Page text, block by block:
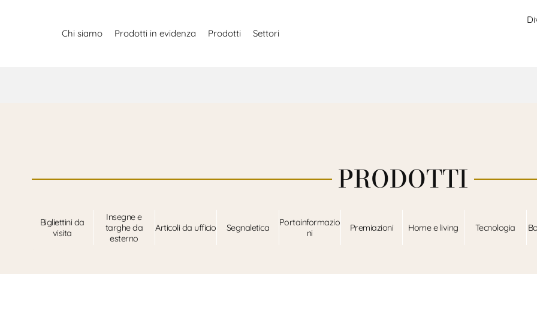
Chi siamo Prodotti in evidenza Prodotti Settori
PRODOTTI
Bigliettini da
visita
Insegne e
targhe da
esterno
Articoli da ufficio Segnaletica
Portainformazio
ni
Premiazioni Home e living Tecnologia